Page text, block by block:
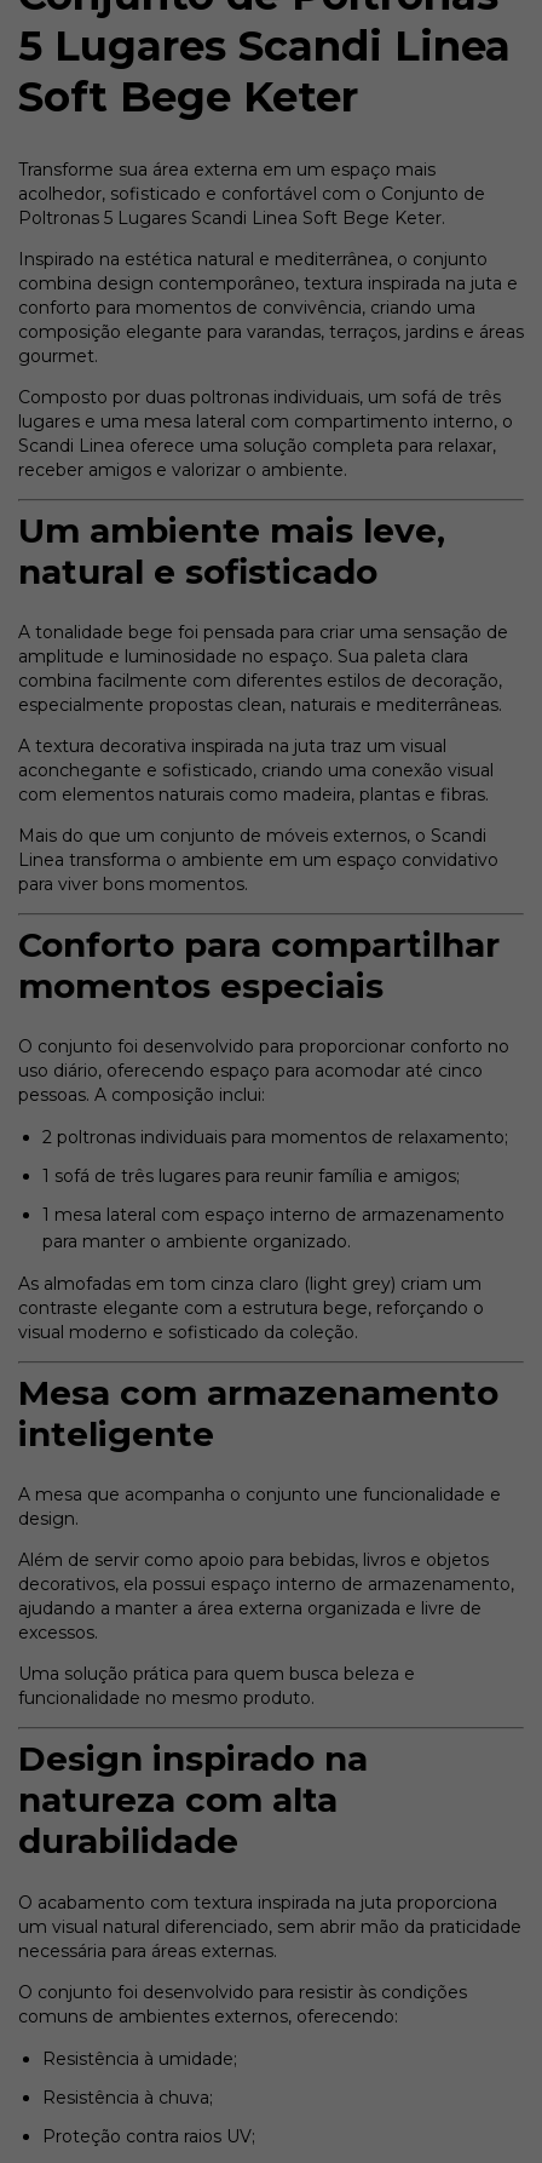
5 Lugares Scandi Linea
Soft Bege Keter
Transforme sua área externa em um espaço mais
acolhedor, sofisticado e confortável com o Conjunto de
Poltronas 5 Lugares Scandi Linea Soft Bege Keter.
Inspirado na estética natural e mediterrânea, o conjunto
combina design contemporâneo, textura inspirada na juta e
conforto para momentos de convivência, criando uma
composição elegante para varandas, terraços, jardins e áreas
gourmet.
Composto por duas poltronas individuais, um sofá de três
lugares e uma mesa lateral com compartimento interno, o
Scandi Linea oferece uma solução completa para relaxar,
receber amigos e valorizar o ambiente.
Um ambiente mais leve,
natural e sofisticado
A tonalidade bege foi pensada para criar uma sensação de
amplitude e luminosidade no espaço. Sua paleta clara
combina facilmente com diferentes estilos de decoração,
especialmente propostas clean, naturais e mediterrâneas.
A textura decorativa inspirada na juta traz um visual
aconchegante e sofisticado, criando uma conexão visual
com elementos naturais como madeira, plantas e fibras.
Mais do que um conjunto de móveis externos, o Scandi
Linea transforma o ambiente em um espaço convidativo
para viver bons momentos.
Conforto para compartilhar
momentos especiais
O conjunto foi desenvolvido para proporcionar conforto no
uso diário, oferecendo espaço para acomodar até cinco
pessoas. A composição inclui:
2 poltronas individuais para momentos de relaxamento;
1 sofá de três lugares para reunir família e amigos;
1 mesa lateral com espaço interno de armazenamento
para manter o ambiente organizado.
As almofadas em tom cinza claro (light grey) criam um
contraste elegante com a estrutura bege, reforçando o
visual moderno e sofisticado da coleção.
Mesa com armazenamento
inteligente
A mesa que acompanha o conjunto une funcionalidade e
design.
Além de servir como apoio para bebidas, livros e objetos
decorativos, ela possui espaço interno de armazenamento,
ajudando a manter a área externa organizada e livre de
excessos.
Uma solução prática para quem busca beleza e
funcionalidade no mesmo produto.
Design inspirado na
natureza com alta
durabilidade
O acabamento com textura inspirada na juta proporciona
um visual natural diferenciado, sem abrir mão da praticidade
necessária para áreas externas.
O conjunto foi desenvolvido para resistir às condições
comuns de ambientes externos, oferecendo:
Resistência à umidade;
Resistência à chuva;
Proteção contra raios UV;